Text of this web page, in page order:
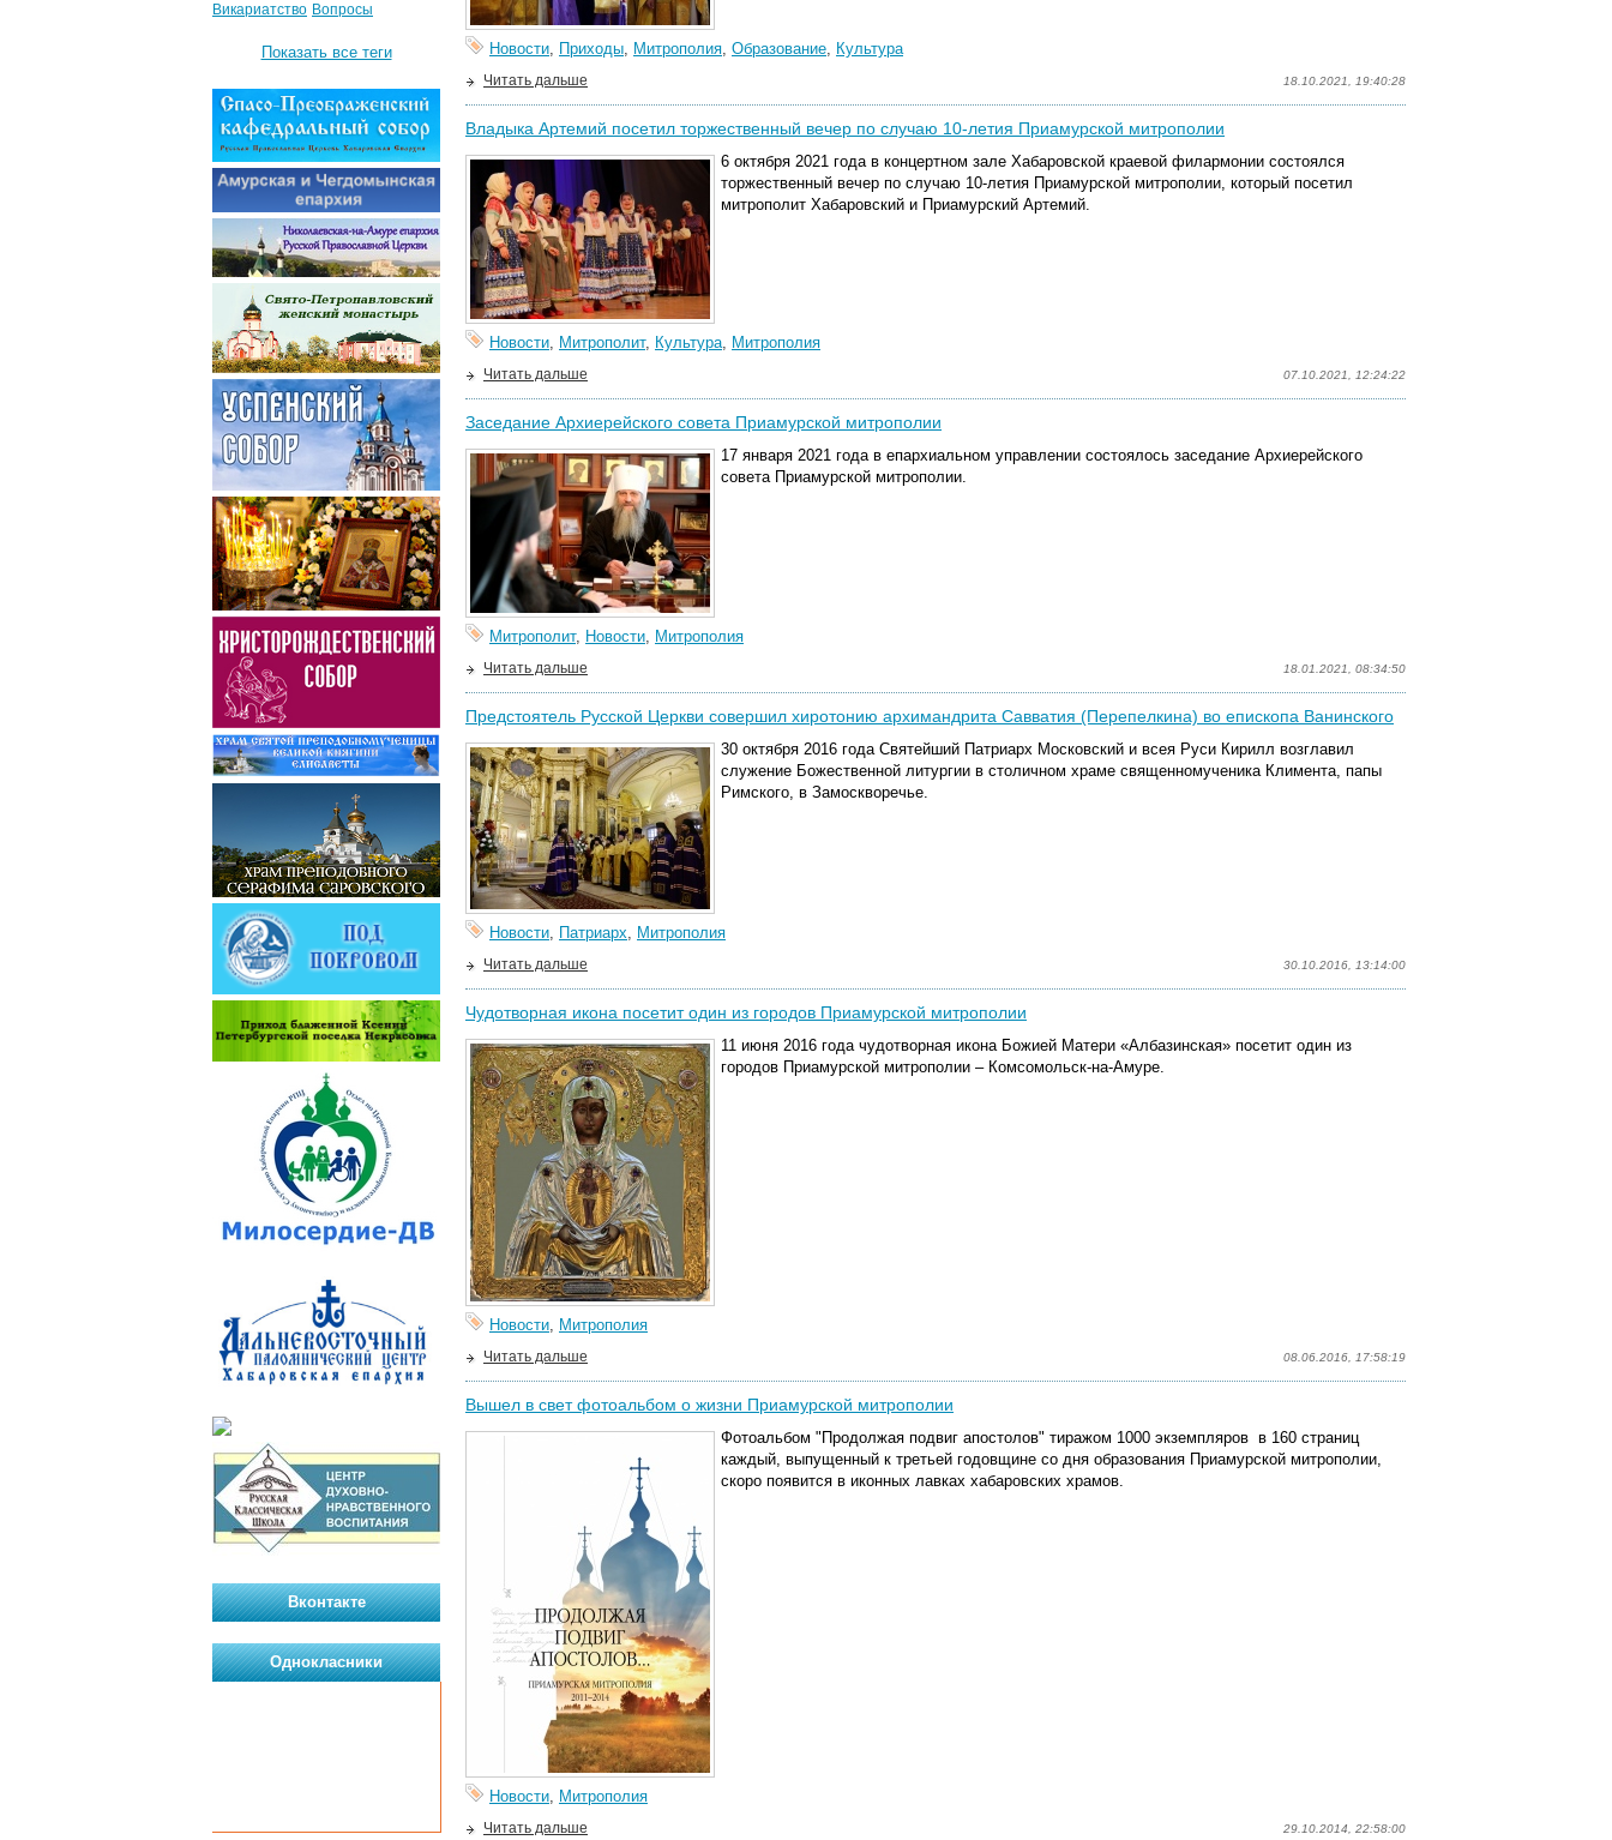
Новости, Приходы, Митрополия, Образование, Культура
18.10.2021, 19:40:28
Читать дальше
Владыка Артемий посетил торжественный вечер по случаю 10-летия Приамурской митрополии
6 октября 2021 года в концертном зале Хабаровской краевой филармонии состоялся
торжественный вечер по случаю 10-летия Приамурской митрополии, который посетил
митрополит Хабаровский и Приамурский Артемий.
Новости, Митрополит, Культура, Митрополия
07.10.2021, 12:24:22
Читать дальше
Заседание Архиерейского совета Приамурской митрополии
17 января 2021 года в епархиальном управлении состоялось заседание Архиерейского
совета Приамурской митрополии.
Митрополит, Новости, Митрополия
18.01.2021, 08:34:50
Читать дальше
Предстоятель Русской Церкви совершил хиротонию архимандрита Савватия (Перепелкина) во епископа Ванинского
30 октября 2016 года Святейший Патриарх Московский и всея Руси Кирилл возглавил
служение Божественной литургии в столичном храме священномученика Климента, папы
Римского, в Замоскворечье.
Новости, Патриарх, Митрополия
30.10.2016, 13:14:00
Читать дальше
Чудотворная икона посетит один из городов Приамурской митрополии
11 июня 2016 года чудотворная икона Божией Матери «Албазинская» посетит один из
городов Приамурской митрополии – Комсомольск-на-Амуре.
Новости, Митрополия
08.06.2016, 17:58:19
Читать дальше
Вышел в свет фотоальбом о жизни Приамурской митрополии
Фотоальбом "Продолжая подвиг апостолов" тиражом 1000 экземпляров в 160 страниц
каждый, выпущенный к третьей годовщине со дня образования Приамурской митрополии,
скоро появится в иконных лавках хабаровских храмов.
Новости, Митрополия
29.10.2014, 22:58:00
Читать дальше
Викариатство Вопросы
Показать все теги
Вконтакте
Однокласники